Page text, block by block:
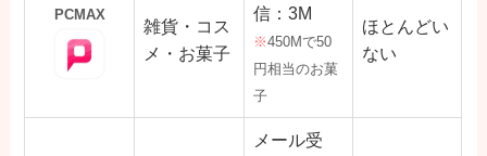
PCMAX
雑貨・コス
メ・お菓子
信：3M
※450Mで50
円相当のお菓
子
ほとんどい
ない
メール受